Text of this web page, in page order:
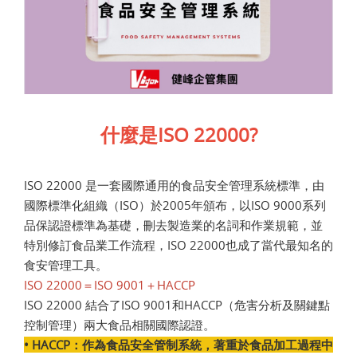
什麼是ISO 22000?
ISO 22000 是一套國際通用的食品安全管理系統標準，由
國際標準化組織（ISO） 於2005年頒布，以ISO 9000系列
品保認證標準為基礎，刪去製造業的名詞和作業規範，並
特別修訂食品業工作流程，ISO 22000也成了當代最知名的
食安管理工具。
ISO 22000＝ISO 9001＋HACCP
ISO 22000 結合了ISO 9001和HACCP（危害分析及關鍵點
控制管理）兩大食品相關國際認證。
• HACCP：作為食品安全管制系統，著重於食品加工過程中